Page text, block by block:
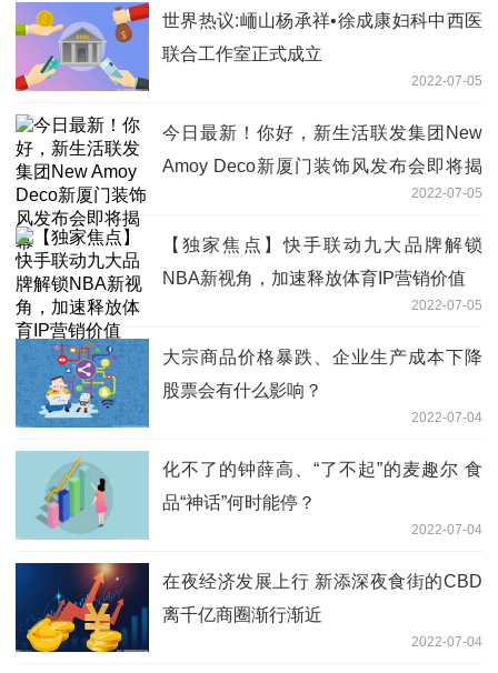
世界热议:峏山杨承祥•徐成康妇科中西医
联合工作室正式成立
2022-07-05
今日最新！你好，新生活联发集团New
Amoy Deco新厦门装饰风发布会即将揭
2022-07-05
【独家焦点】快手联动九大品牌解锁
NBA新视角，加速释放体育IP营销价值
2022-07-05
大宗商品价格暴跌、企业生产成本下降
股票会有什么影响？
2022-07-04
化不了的钟薛高、“了不起”的麦趣尔 食
品“神话”何时能停？
2022-07-04
在夜经济发展上行 新添深夜食街的CBD
离千亿商圈渐行渐近
2022-07-04